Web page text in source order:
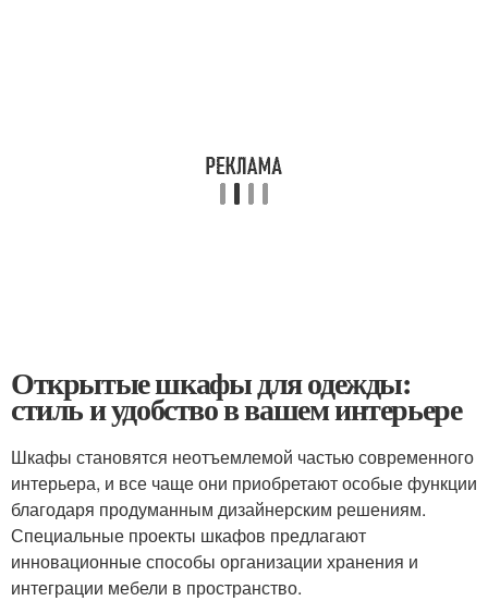
Открытые шкафы для одежды:
стиль и удобство в вашем интерьере
Шкафы становятся неотъемлемой частью современного
интерьера, и все чаще они приобретают особые функции
благодаря продуманным дизайнерским решениям.
Специальные проекты шкафов предлагают
инновационные способы организации хранения и
интеграции мебели в пространство.